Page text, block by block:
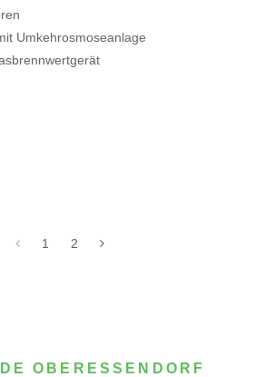
Umkehrosmoseanlage
1 2
OBERESSENDORF